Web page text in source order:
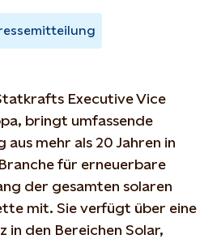
Executive Vice
bringt umfassende
aus mehr als 20 Jahren in
für erneuerbare
der gesamten solaren
mit. Sie verfügt über eine
in den Bereichen Solar,